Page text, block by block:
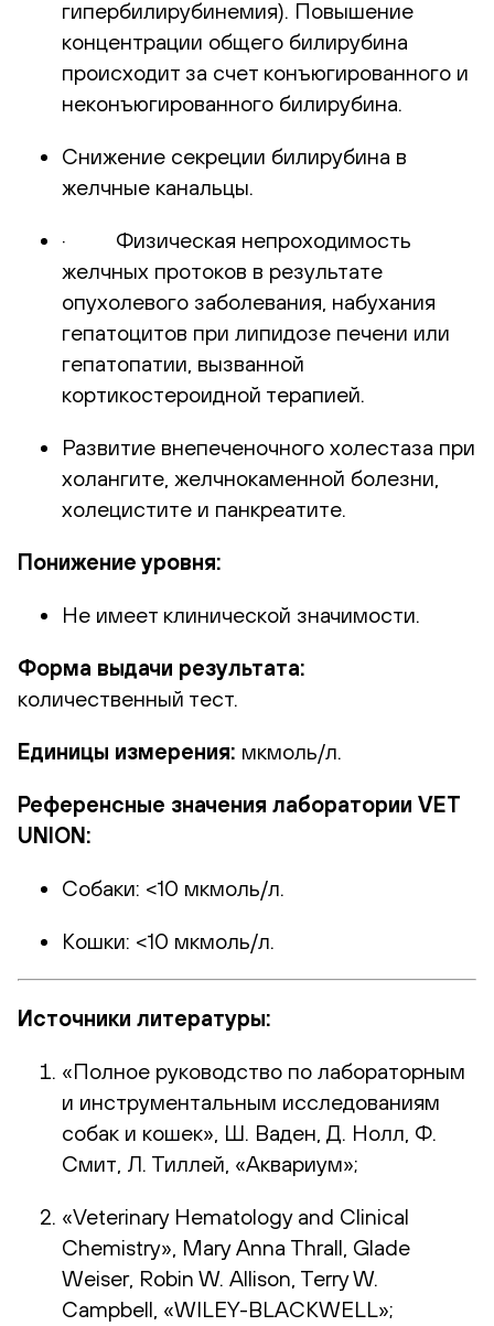
гипербилирубинемия). Повышение
концентрации общего билирубина
происходит за счет конъюгированного и
неконъюгированного билирубина.
Снижение секреции билирубина в
желчные канальцы.
· Физическая непроходимость
желчных протоков в результате
опухолевого заболевания, набухания
гепатоцитов при липидозе печени или
гепатопатии, вызванной
кортикостероидной терапией.
Развитие внепеченочного холестаза при
холангите, желчнокаменной болезни,
холецистите и панкреатите.
Понижение уровня:
Не имеет клинической значимости.
Форма выдачи результата:
количественный тест.
Единицы измерения: мкмоль/л.
Референсные значения лаборатории VET
UNION:
Собаки: <10 мкмоль/л.
Кошки: <10 мкмоль/л.
Источники литературы:
«Полное руководство по лабораторным
и инструментальным исследованиям
собак и кошек», Ш. Ваден, Д. Нолл, Ф.
Смит, Л. Тиллей, «Аквариум»;
«Veterinary Hematology and Clinical
Chemistry», Mary Anna Thrall, Glade
Weiser, Robin W. Allison, Terry W.
Campbell, «WILEY-BLACKWELL»;